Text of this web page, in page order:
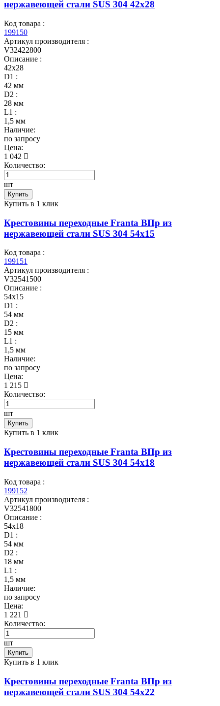
нержавеющей стали SUS 304 42х28
Код товара :
199150
Артикул производителя :
V32422800
Описание :
42х28
D1 :
42 мм
D2 :
28 мм
L1 :
1,5 мм
Наличие:
по запросу
Цена:
1 042
Количество:
шт
Купить
Купить в 1 клик
Крестовины переходные Franta ВПр из
нержавеющей стали SUS 304 54х15
Код товара :
199151
Артикул производителя :
V32541500
Описание :
54х15
D1 :
54 мм
D2 :
15 мм
L1 :
1,5 мм
Наличие:
по запросу
Цена:
1 215
Количество:
шт
Купить
Купить в 1 клик
Крестовины переходные Franta ВПр из
нержавеющей стали SUS 304 54х18
Код товара :
199152
Артикул производителя :
V32541800
Описание :
54х18
D1 :
54 мм
D2 :
18 мм
L1 :
1,5 мм
Наличие:
по запросу
Цена:
1 221
Количество:
шт
Купить
Купить в 1 клик
Крестовины переходные Franta ВПр из
нержавеющей стали SUS 304 54х22